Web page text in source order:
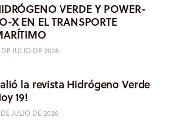
VERDE Y POWER-
X EN EL TRANSPORTE
DE JULIO DE 2026
la revista Hidrógeno Verde
19!
DE JULIO DE 2026